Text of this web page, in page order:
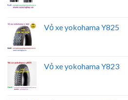
Vỏ xe yokohama Y825
Vỏ xe yokohama Y823